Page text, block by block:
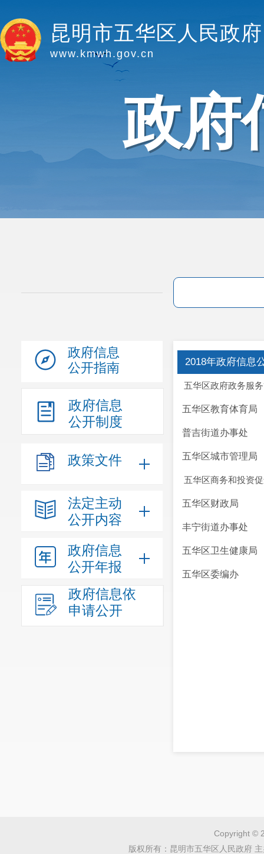
昆明市五华区人民政府
www.kmwh.gov.cn
政府
政府信息
公开指南
政府信息
公开制度
政策文件
法定主动
公开内容
政府信息
公开年报
政府信息依
申请公开
2018年政府信息
五华区政府政务服
五华区教育体育局
普吉街道办事处
五华区城市管理局
五华区商务和投资
五华区财政局
丰宁街道办事处
五华区卫生健康局
五华区委编办
Copyright ©
版权所有：昆明市五华区人民政府